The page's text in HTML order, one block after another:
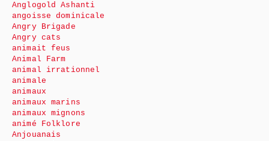
Anglogold Ashanti
angoisse dominicale
Angry Brigade
Angry cats
animait feus
Animal Farm
animal irrationnel
animale
animaux
animaux marins
animaux mignons
animé Folklore
Anjouanais